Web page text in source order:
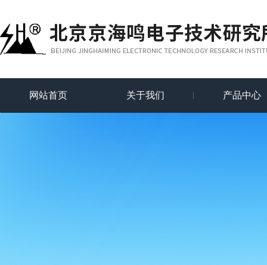
网站首页 关于我们 产品中心